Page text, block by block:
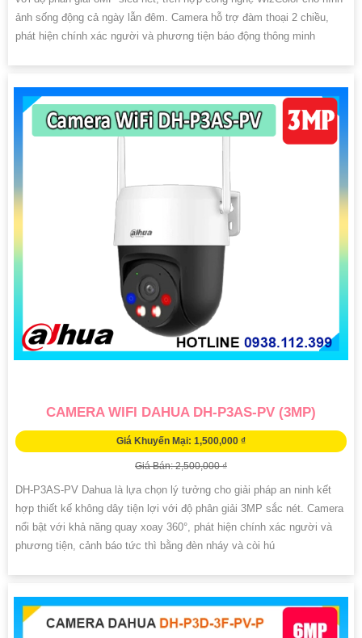
ảnh sống động cả ngày lẫn đêm. Camera hỗ trợ đàm thoại 2 chiều,
phát hiện chính xác người và phương tiện báo động thông minh
CAMERA WIFI DAHUA DH-P3AS-PV (3MP)
Giá Khuyến Mại: 1,500,000 ₫
Giá Bán: 2,500,000 ₫
DH-P3AS-PV Dahua là lựa chọn lý tưởng cho giải pháp an ninh kết
hợp thiết kế không dây tiện lợi với độ phân giải 3MP sắc nét. Camera
nổi bật với khả năng quay xoay 360°, phát hiện chính xác người và
phương tiện, cảnh báo tức thì bằng đèn nháy và còi hú